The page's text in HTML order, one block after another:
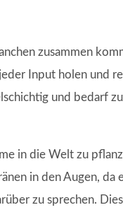
zusammen
Input holen und
und bedarf
in die Welt zu
in den Augen, da
zu sprechen.